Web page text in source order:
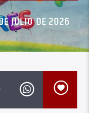
JULIO DE 2026